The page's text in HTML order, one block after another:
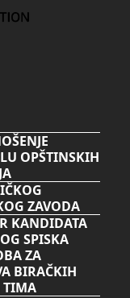
OPŠTINSKIH
ZAVODA
KANDIDATA
SPISKA
ZA
BIRAČKIH
TIMA